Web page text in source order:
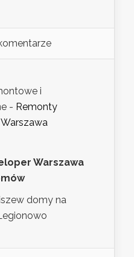
i
- Remonty
Warszawa
domy na